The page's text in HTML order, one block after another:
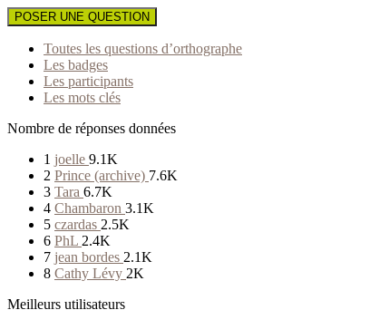
POSER UNE QUESTION
Toutes les questions d’orthographe
Les badges
Les participants
Les mots clés
Nombre de réponses données
1 joelle 9.1K
2 Prince (archive) 7.6K
3 Tara 6.7K
4 Chambaron 3.1K
5 czardas 2.5K
6 PhL 2.4K
7 jean bordes 2.1K
8 Cathy Lévy 2K
Meilleurs utilisateurs